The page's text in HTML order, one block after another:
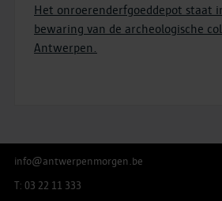
Het onroerenderfgoeddepot staat
bewaring van de archeologische
Antwerpen.
info@antwerpenmorgen.be
T: 03 22 11 333